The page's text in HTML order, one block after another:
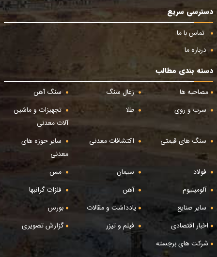
دسترسی سریع
تماس با ما
درباره ما
دسته بندی مطالب
مصاحبه ها
زغال سنگ
سنگ آهن
سرب و روی
طلا
تجهیزات و ماشین
آلات معدنی
سنگ های قیمتی
اکتشافات معدنی
سایر حوزه های
معدنی
فولاد
سیمان
مس
آلومینیوم
آهن
فلزات گرانبها
سایر صنایع
یادداشت و مقالات
بورس
اخبار اقتصادی
فیلم و تیزر
گزارش تصویری
شرکت های برجسته